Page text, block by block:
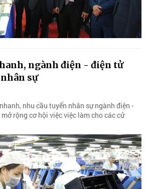
ngành điện - điện tử
sự
nhu cầu tuyển nhân sự ngành điện -
rộng cơ hội việc việc làm cho các cử